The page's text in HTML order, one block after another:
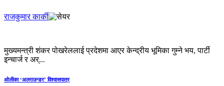
राजकुमार कार्की
मुख्यमन्त्री शंकर पोखरेललाई प्रदेशमा आएर केन्द्रीय भूमिका गुम्ने भय, पार्टी
इन्चार्ज र अर्...
ओलीका ‘अलराउन्डर’ विश्वासपात्र